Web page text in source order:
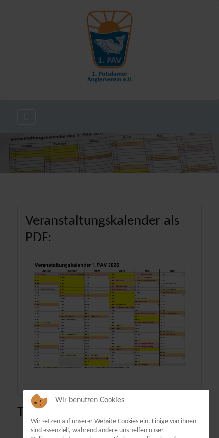
Veranstaltungskalender als
PDF:
Terminübersicht
Wir benutzen Cookies
Wir setzen auf unserer Website Cookies ein. Einige von ihnen
sind essenziell, während andere uns helfen unser